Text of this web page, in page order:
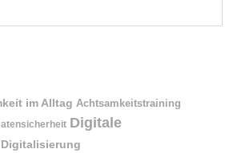
im Alltag Achtsamkeitstraining
Digitale
Digitalisierung